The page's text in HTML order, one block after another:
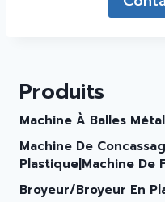
Produits
Machine À Balles
Machine De
Plastique|Machine De
Broyeur/broyeur En